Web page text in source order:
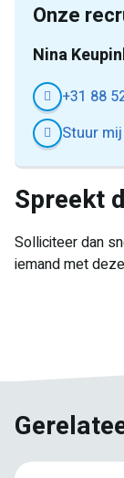
Onze
Nina
+31 88
Stuur
Spreekt
Solliciteer dan
iemand met